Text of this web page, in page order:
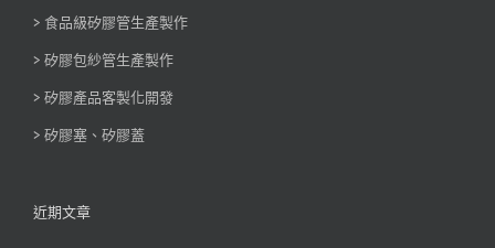
> 食品級矽膠管生產製作
> 矽膠包紗管生產製作
> 矽膠產品客製化開發
> 矽膠塞、矽膠蓋
近期文章